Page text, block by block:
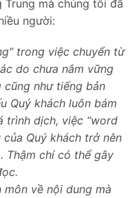
mà chúng tôi đã
người:
trong việc chuyển từ
do chưa nắm vững
cũng như tiếng bản
Quý khách luôn bám
dịch, việc “word
Quý khách trở nên
Thậm chí có thể gây
về nội dung mà